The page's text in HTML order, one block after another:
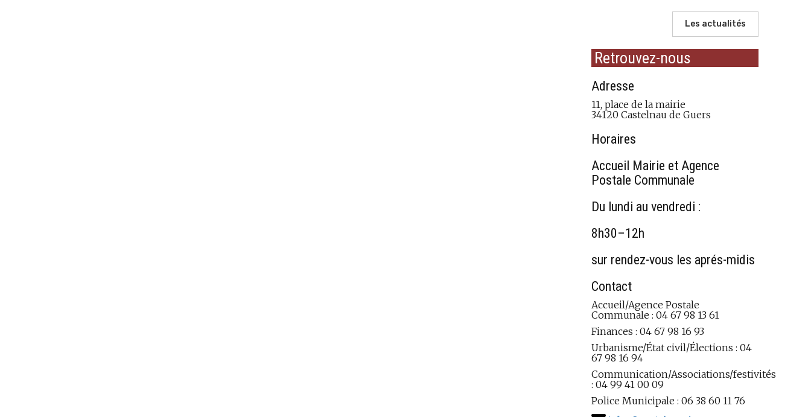
Les actualités
Retrouvez-nous
Adresse
11, place de la mairie
34120 Castelnau de Guers
Horaires
Accueil Mairie et Agence
Postale Communale
Du lundi au vendredi :
8h30–12h
sur rendez-vous les aprés-midis
Contact
Accueil/Agence Postale
Communale : 04 67 98 13 61
Finances : 04 67 98 16 93
Urbanisme/État civil/Élections : 04
67 98 16 94
Communication/Associations/festivités
: 04 99 41 00 09
Police Municipale : 06 38 60 11 76